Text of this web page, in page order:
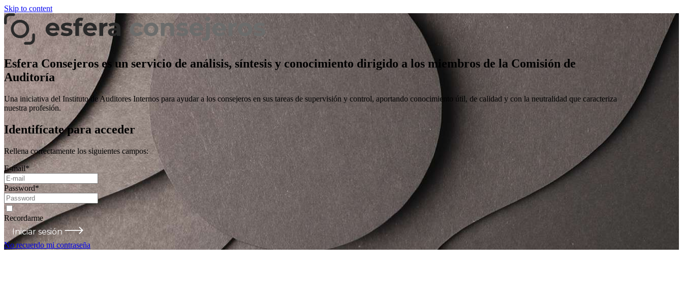
Skip to content
Esfera Consejeros es un servicio de análisis, síntesis y conocimiento dirigido a los miembros de la Comisión de
Auditoría
Una iniciativa del Instituto de Auditores Internos para ayudar a los consejeros en sus tareas de supervisión y control, aportando conocimiento útil, de calidad y con la neutralidad que caracteriza
nuestra profesión.
Identifícate para acceder
Rellena correctamente los siguientes campos:
E-mail*
Password*
Recordarme
Iniciar sesión
No recuerdo mi contraseña